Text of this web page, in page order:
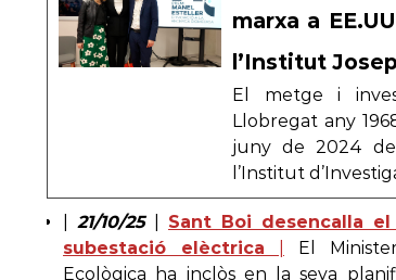
marxa a
l’Institut
El metge i
Llobregat any
juny de 2024
l’Institut
21/10/25| Sant Boi desencalla
subestació elèctrica
El
Ecològica ha inclòs en la seva